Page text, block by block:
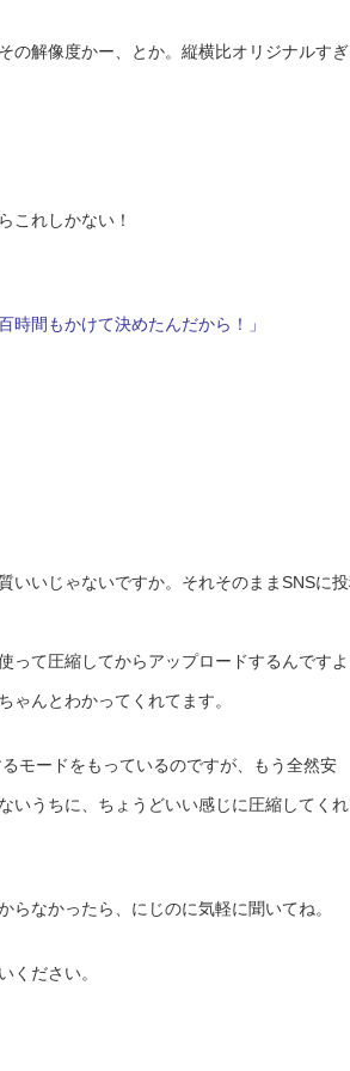
の解像度かー、とか。縦横比オリジナルす
これしかない！
時間もかけて決めたんだから！」
いいじゃないですか。それそのままSNSに
って圧縮してからアップロードするんです
ゃんとわかってくれてます。
モードをもっているのですが、もう全然安
いうちに、ちょうどいい感じに圧縮してく
なかったら、にじのに気軽に聞いてね。
ください。